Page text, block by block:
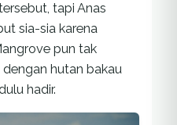
tapi Anas
sia-sia karena
pun tak
hutan bakau
hadir.